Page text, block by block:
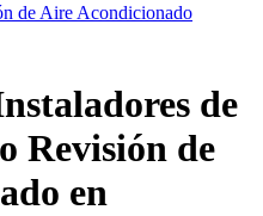
de Aire Acondicionado
de
Revisión de
en